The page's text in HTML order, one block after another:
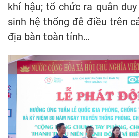
khí hậu; tổ chức ra quân
sinh hệ thống đê điều trên
địa bàn toàn tỉnh…